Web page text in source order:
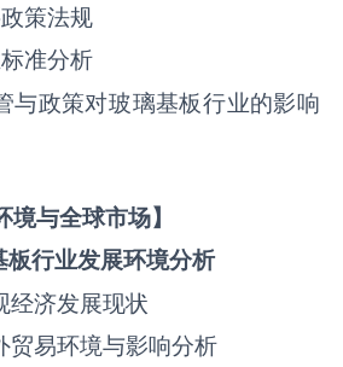
策法规
准分析
与政策对‌‌‌‌‌‌‌玻璃基板‌‌‌‌‌‌‌‌‌‌‌‌‌‌‌‌‌‌‌行业的影响
境与全球市场】
板行业发展环境分析
经济发展现状
贸易环境与影响分析